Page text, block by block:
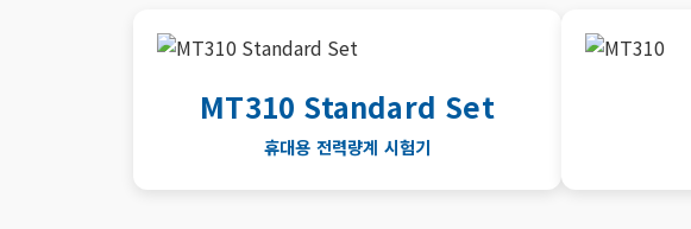
MT310 Standard Set
휴대용 전력량계 시험기